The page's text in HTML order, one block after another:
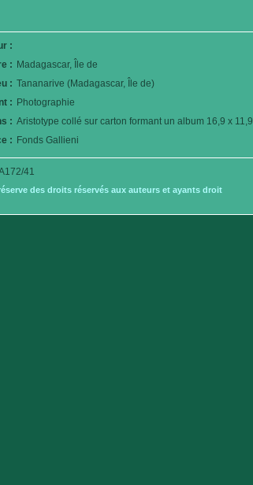
:
: Madagascar, Île de
: Tananarive (Madagascar, Île de)
: Photographie
: Aristotype collé sur carton formant un album 16,9 x 11,9
: Fonds Gallieni
41
des droits réservés aux auteurs et ayants droit